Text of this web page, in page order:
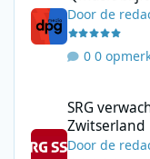
Doorde
0
SRG
Zwitserland
Doorde